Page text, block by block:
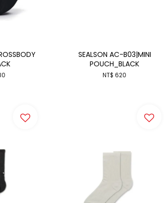
SEALSON AC-B03|MINI
POUCH_BLACK
NT$ 620